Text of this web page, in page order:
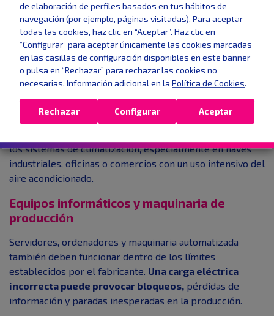
La mayoría de los procesos productivos dependen
directamente de equipos eléctricos cuya potencia debe
estar perfectamente ajustada.
Motores eléctricos y sistemas de
climatización
Los
motores industriales requieren una potencia
nominal estable para evitar picos de consumo y
los sistemas de climatización, especialmente en naves
industriales, oficinas o comercios con un uso intensivo del
aire acondicionado.
Equipos informáticos y maquinaria de
producción
Servidores, ordenadores y maquinaria automatizada
también deben funcionar dentro de los límites
establecidos por el fabricante. Una carga eléctrica
incorrecta puede provocar bloqueos, pérdidas de
información y paradas inesperadas en la producción.
de elaboración de perfiles basados en tus hábitos de
navegación (por ejemplo, páginas visitadas). Para aceptar
todas las cookies, haz clic en “Aceptar”. Haz clic en
“Configurar” para aceptar únicamente las cookies marcadas
en las casillas de configuración disponibles en este banner
o pulsa en “Rechazar” para rechazar las cookies no
necesarias. Información adicional en la Política de Cookies.
Rechazar Configurar Aceptar